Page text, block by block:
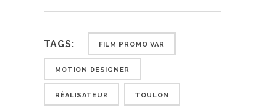
TAGS: FILM PROMO VAR
MOTION DESIGNER
RÉALISATEUR TOULON